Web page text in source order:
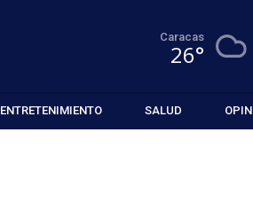
Caracas
26°
ENTRETENIMIENTO SALUD